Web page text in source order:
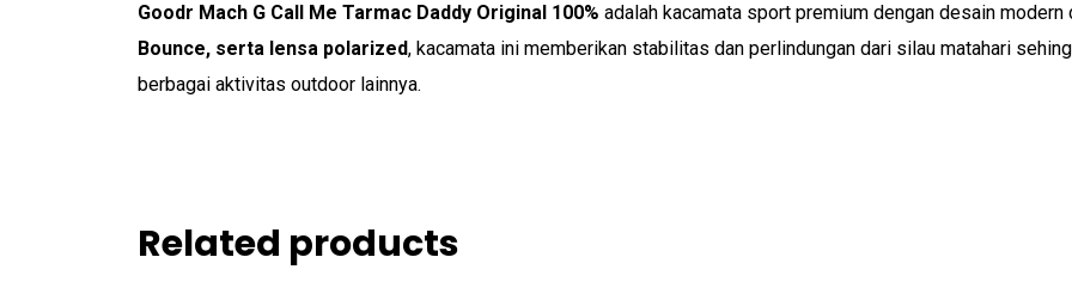
Goodr Mach G Call Me Tarmac Daddy Original 100% adalah kacamata sport premium dengan desain
Bounce, serta lensa polarized, kacamata ini memberikan stabilitas dan perlindungan dari silau matahari
berbagai aktivitas outdoor lainnya.
Related products